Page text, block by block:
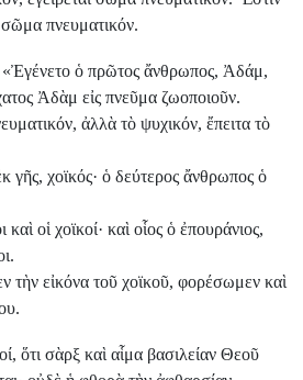
πνευματικόν.
«Ἐγένετο ὁ πρῶτος ἄνθρωπος, Ἀδάμ,
Ἀδὰμ εἰς πνεῦμα ζωοποιοῦν.
ἀλλὰ τὸ ψυχικόν, ἔπειτα τὸ
χοϊκός· ὁ δεύτερος ἄνθρωπος ὁ
καὶ οἱ χοϊκοί· καὶ οἷος ὁ ἐπουράνιος,
τὴν εἰκόνα τοῦ χοϊκοῦ, φορέσωμεν καὶ
ὅτι σὰρξ καὶ αἷμα βασιλείαν Θεοῦ